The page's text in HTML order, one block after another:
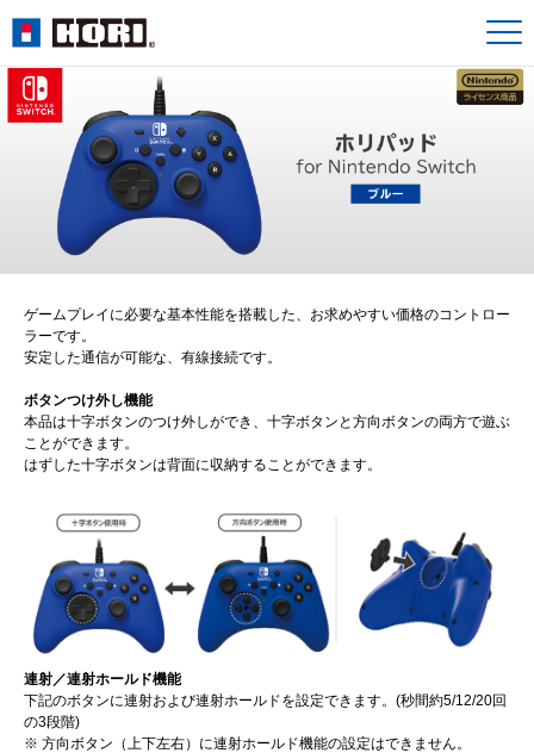
ゲームプレイに必要な基本性能を搭載した、お求めやすい価格のコントロー
ラーです。
安定した通信が可能な、有線接続です。
ボタンつけ外し機能
本品は十字ボタンのつけ外しができ、十字ボタンと方向ボタンの両方で遊ぶ
ことができます。
はずした十字ボタンは背面に収納することができます。
連射／連射ホールド機能
下記のボタンに連射および連射ホールドを設定できます。(秒間約5/12/20回
の3段階)
※ 方向ボタン（上下左右）に連射ホールド機能の設定はできません。